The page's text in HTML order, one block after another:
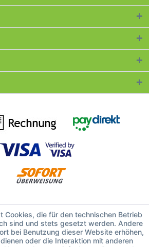
Cookies, die für den technischen Betrieb
sind und stets gesetzt werden. Andere
bei Benutzung dieser Website erhöhen,
oder die Interaktion mit anderen